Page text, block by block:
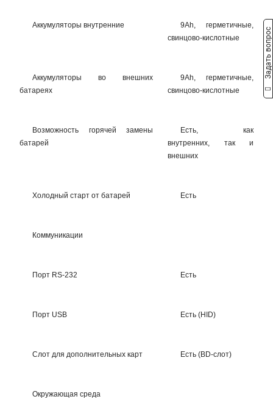
Аккумуляторы внутренние
9Ah, герметичные,
свинцово-кислотные
Аккумуляторы во внешних
батареях
9Ah, герметичные,
свинцово-кислотные
Возможность горячей замены
батарей
Есть, как
внутренних, так и
внешних
Холодный старт от батарей Есть
Коммуникации
Порт RS-232 Есть
Порт USB Есть (HID)
Слот для дополнительных карт Есть (BD-слот)
Окружающая среда
Задать вопрос